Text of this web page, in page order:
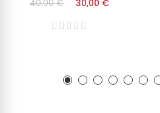
40,00 €
30,00 €